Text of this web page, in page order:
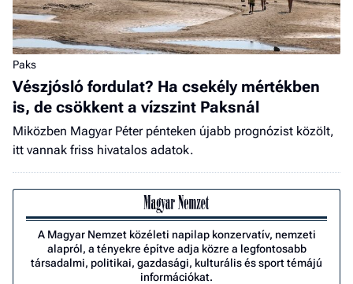
Paks
Vészjósló fordulat? Ha csekély mértékben
is, de csökkent a vízszint Paksnál
Miközben Magyar Péter pénteken újabb prognózist közölt,
itt vannak friss hivatalos adatok.
A Magyar Nemzet közéleti napilap konzervatív, nemzeti
alapról, a tényekre építve adja közre a legfontosabb
társadalmi, politikai, gazdasági, kulturális és sport témájú
információkat.